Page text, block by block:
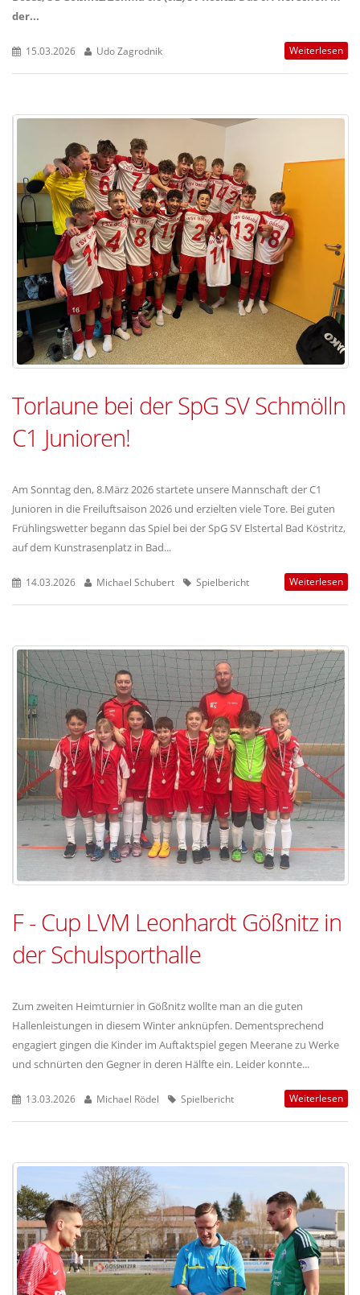
der...
15.03.2026 Udo Zagrodnik Weiterlesen
Torlaune bei der SpG SV Schmölln
C1 Junioren!
Am Sonntag den, 8.März 2026 startete unsere Mannschaft der C1
Junioren in die Freiluftsaison 2026 und erzielten viele Tore. Bei guten
Frühlingswetter begann das Spiel bei der SpG SV Elstertal Bad Köstritz,
auf dem Kunstrasenplatz in Bad...
14.03.2026 Michael Schubert Spielbericht Weiterlesen
F - Cup LVM Leonhardt Gößnitz in
der Schulsporthalle
Zum zweiten Heimturnier in Gößnitz wollte man an die guten
Hallenleistungen in diesem Winter anknüpfen. Dementsprechend
engagiert gingen die Kinder im Auftaktspiel gegen Meerane zu Werke
und schnürten den Gegner in deren Hälfte ein. Leider konnte...
13.03.2026 Michael Rödel Spielbericht Weiterlesen